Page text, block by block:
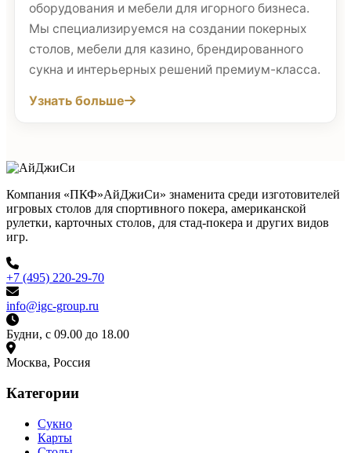
оборудования и мебели для игорного бизнеса.
Мы специализируемся на создании покерных
столов, мебели для казино, брендированного
сукна и интерьерных решений премиум-класса.
Узнать больше
Компания «ПКФ»АйДжиСи» знаменита среди изготовителей
игровых столов для спортивного покера, американской
рулетки, карточных столов, для стад-покера и других видов
игр.
+7 (495) 220-29-70
info@igc-group.ru
Будни, с 09.00 до 18.00
Москва, Россия
Категории
Сукно
Карты